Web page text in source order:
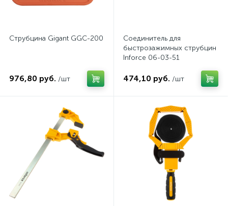
Струбцина Gigant GGC-200
976,80 руб. /шт
Соединитель для
быстрозажимных струбцин
Inforce 06-03-51
474,10 руб. /шт